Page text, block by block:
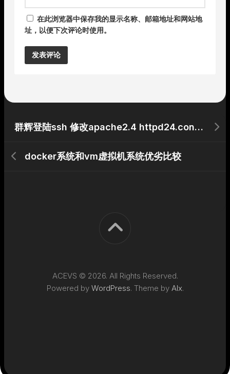
在此浏览器中保存我的显示名称、邮箱地址和网站地
址，以便下次评论时使用。
群辉登陆ssh 修改apache2.4 httpd24.conf 文件
docker系统和vm虚拟机系统优劣比较
ACEVS © 2026. All Rights Reserved.
Powered by WordPress. Theme by Alx.